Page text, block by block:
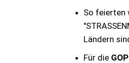
So feierten
Ländern
Für die